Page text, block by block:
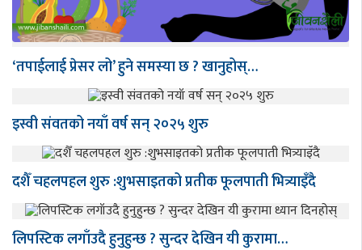
‘तपाईलाई प्रेसर लो’ हुने समस्या छ ? खानुहोस्…
इस्वी संवतको नयाँ वर्ष सन् २०२५ शुरु
दशैँ चहलपहल शुरु :शुभसाइतको प्रतीक फूलपाती भित्र्याइँदै
लिपस्टिक लगाँउदै हुनुहुन्छ ? सुन्दर देखिन यी कुरामा…